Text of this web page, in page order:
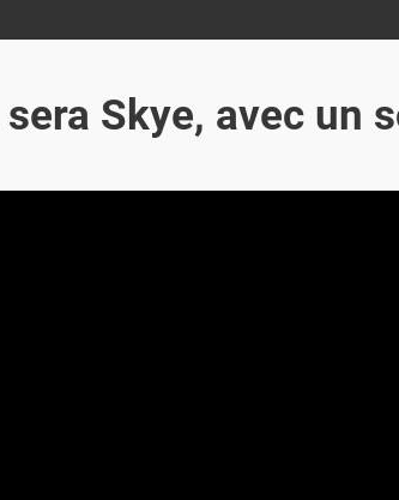
Skye, avec un